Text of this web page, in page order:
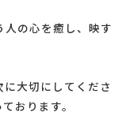
の心を癒し、映す
大切にしてくださ
おります。